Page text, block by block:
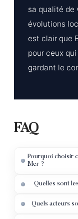
sa qualité de
évolutions
est clair que
pour ceux
gardant le
FAQ
Pourquoi choisir
Mer ?
Quelles sont
Quels acteurs